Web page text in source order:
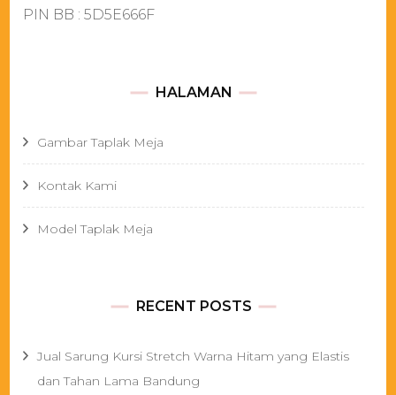
PIN BB : 5D5E666F
HALAMAN
Gambar Taplak Meja
Kontak Kami
Model Taplak Meja
RECENT POSTS
Jual Sarung Kursi Stretch Warna Hitam yang Elastis
dan Tahan Lama Bandung